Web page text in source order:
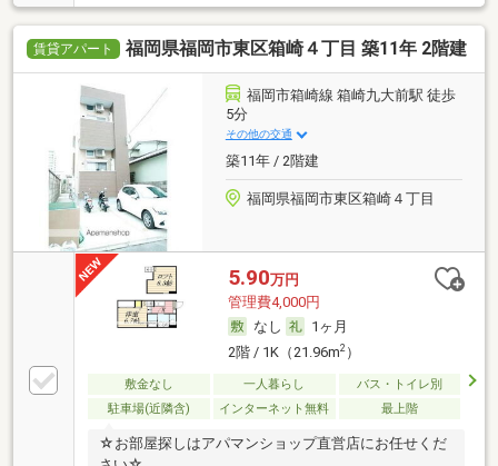
賃貸アパート 福岡県福岡市東区箱崎４丁目 築11年 2階建
福岡市箱崎線 箱崎九大前駅 徒歩
5分
その他の交通
築11年 / 2階建
福岡県福岡市東区箱崎４丁目
5.90万円
管理費4,000円
なし
1ヶ月
2階 / 1K（21.96m2）
敷金なし 一人暮らし
バス・トイレ別
駐車場(近隣含)
インターネット無料 最上階
☆お部屋探しはアパマンショップ直営店にお任せくだ